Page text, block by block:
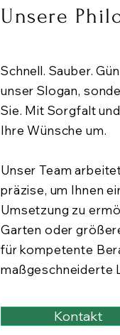
Unsere
Schnell. Sauber.
unser Slogan,
Sie. Mit Sorgfalt
Ihre Wünsche um.
Unser Team
präzise, um Ihnen
Umsetzung zu
Garten oder
für kompetente
maßgeschneiderte
Kontakt